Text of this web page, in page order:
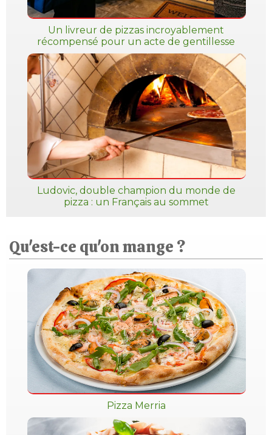
Un livreur de pizzas incroyablement
récompensé pour un acte de gentillesse
Ludovic, double champion du monde de
pizza : un Français au sommet
Qu'est-ce qu'on mange ?
Pizza Merria